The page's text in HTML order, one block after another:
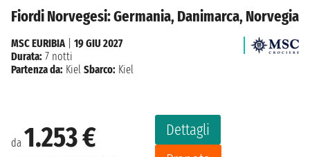
Fiordi Norvegesi: Germania, Danimarca, Norvegia
da 1.253 €
Dettagli
MSC EURIBIA| 19 GIU 2027
Durata: 7 notti
Partenza da: Kiel Sbarco: Kiel